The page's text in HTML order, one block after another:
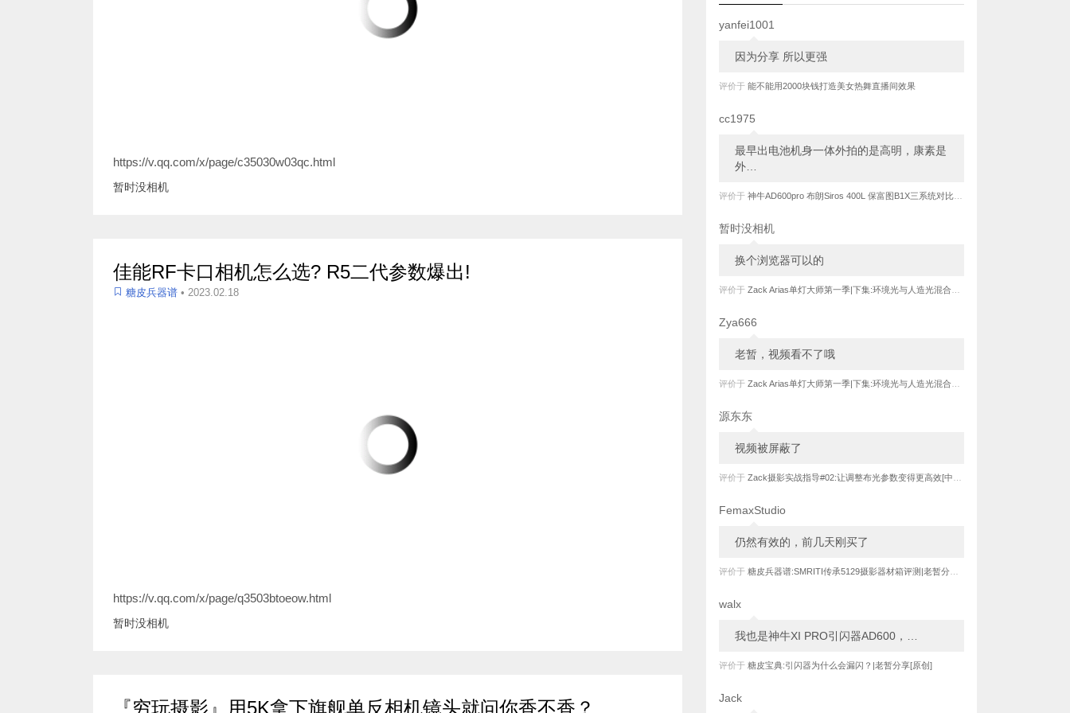
https://v.qq.com/x/page/c35030w03qc.html
暂时没相机
佳能RF卡口相机怎么选? R5二代参数爆出!
糖皮兵器谱 • 2023.02.18
https://v.qq.com/x/page/q3503btoeow.html
暂时没相机
『穷玩摄影』用5K拿下旗舰单反相机镜头就问你香不香？
yanfei1001
因为分享 所以更强
评价于 能不能用2000块钱打造美女热舞直播间效果
cc1975
最早出电池机身一体外拍的是高明，康素是
外…
评价于 神牛AD600pro 布朗Siros 400L 保富图B1X三系统对比评测-上
暂时没相机
换个浏览器可以的
评价于 Zack Arias单灯大师第一季|下集:环境光与人造光混合拍摄实战[中文字幕]
Zya666
老暂，视频看不了哦
评价于 Zack Arias单灯大师第一季|下集:环境光与人造光混合拍摄实战[中文字幕]
源东东
视频被屏蔽了
评价于 Zack摄影实战指导#02:让调整布光参数变得更高效[中文字幕]
FemaxStudio
仍然有效的，前几天刚买了
评价于 糖皮兵器谱:SMRITI传承5129摄影器材箱评测|老暂分享[原创]
walx
我也是神牛XI PRO引闪器AD600，…
评价于 糖皮宝典:引闪器为什么会漏闪？|老暂分享[原创]
Jack